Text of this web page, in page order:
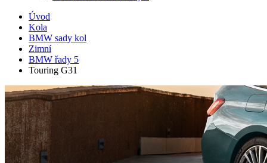
Úvod
Kola
BMW sady kol
Zimní
BMW řady 5
Touring G31